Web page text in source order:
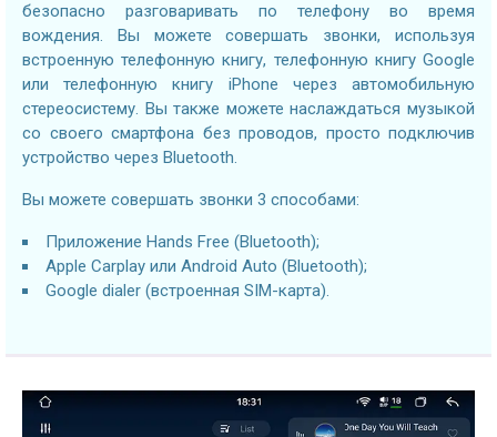
безопасно разговаривать по телефону во время
вождения. Вы можете совершать звонки, используя
встроенную телефонную книгу, телефонную книгу Google
или телефонную книгу iPhone через автомобильную
стереосистему. Вы также можете наслаждаться музыкой
со своего смартфона без проводов, просто подключив
устройство через Bluetooth.
Вы можете совершать звонки 3 способами:
Приложение Hands Free (Bluetooth);
Apple Carplay или Android Auto (Bluetooth);
Google dialer (встроенная SIM-карта).